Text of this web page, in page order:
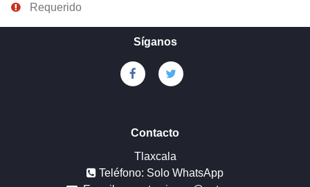
Requerido
Síganos
Contacto
Tlaxcala
Teléfono: Solo WhatsApp